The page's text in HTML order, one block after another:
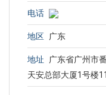
电话
地区 广东
地址
广东省广州市
天安总部大厦1号楼